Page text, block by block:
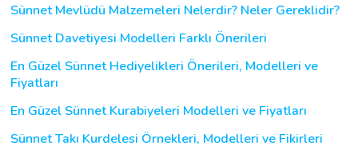
Sünnet Mevlüdü Malzemeleri Nelerdir? Neler Gereklidir?
Sünnet Davetiyesi Modelleri Farklı Önerileri
En Güzel Sünnet Hediyelikleri Önerileri, Modelleri ve
Fiyatları
En Güzel Sünnet Kurabiyeleri Modelleri ve Fiyatları
Sünnet Takı Kurdelesi Örnekleri, Modelleri ve Fikirleri